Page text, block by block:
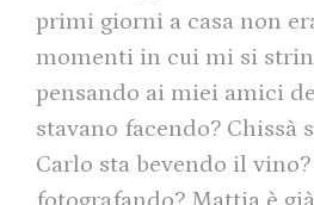
primi giorni a casa non
momenti in cui mi si
pensando ai miei amici
stavano facendo? Chissà
Carlo sta bevendo il